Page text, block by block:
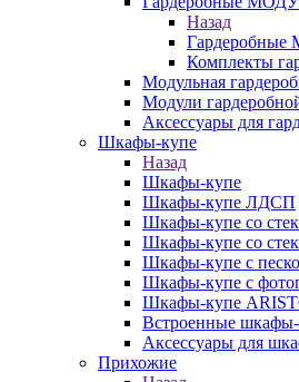
Назад
Гардеробные
Комплекты
Модульная
Модули
Аксессуары для
Шкафы-купе
Назад
Шкафы-купе
Шкафы-купе ЛДСП
Шкафы-купе со
Шкафы-купе со
Шкафы-купе с
Шкафы-купе с
Шкафы-купе
Встроенные
Аксессуары для
Прихожие